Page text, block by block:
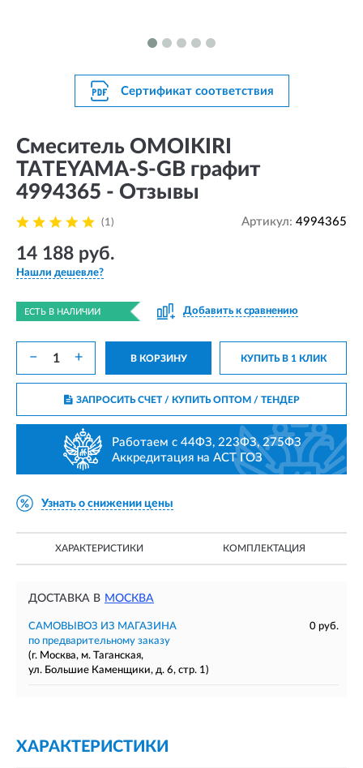
Сертификат соответствия
Смеситель OMOIKIRI
TATEYAMA-S-GB графит
4994365 - Отзывы
(1) Артикул: 4994365
14 188 руб.
Нашли дешевле?
ЕСТЬ В НАЛИЧИИ Добавить к сравнению
− + В КОРЗИНУ КУПИТЬ В 1 КЛИК
ЗАПРОСИТЬ СЧЕТ / КУПИТЬ ОПТОМ/ ТЕНДЕР
Работаем с 44ФЗ, 223ФЗ, 275ФЗ
Аккредитация на АСТ ГОЗ
Узнать о снижении цены
ХАРАКТЕРИСТИКИ КОМПЛЕКТАЦИЯ
ДОСТАВКА В МОСКВА
САМОВЫВОЗ ИЗ МАГАЗИНА
0 руб.
по предварительному заказу
(г. Москва, м. Таганская,
ул. Большие Каменщики, д. 6, стр. 1)
ХАРАКТЕРИСТИКИ